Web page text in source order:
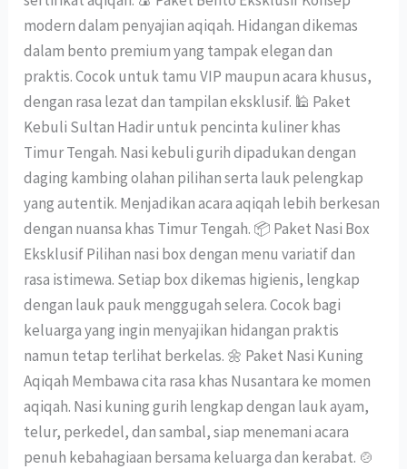
modern dalam penyajian aqiqah. Hidangan dikemas
dalam bento premium yang tampak elegan dan
praktis. Cocok untuk tamu VIP maupun acara khusus,
dengan rasa lezat dan tampilan eksklusif. 🕌 Paket
Kebuli Sultan Hadir untuk pencinta kuliner khas
Timur Tengah. Nasi kebuli gurih dipadukan dengan
daging kambing olahan pilihan serta lauk pelengkap
yang autentik. Menjadikan acara aqiqah lebih berkesan
dengan nuansa khas Timur Tengah. 📦 Paket Nasi Box
Eksklusif Pilihan nasi box dengan menu variatif dan
rasa istimewa. Setiap box dikemas higienis, lengkap
dengan lauk pauk menggugah selera. Cocok bagi
keluarga yang ingin menyajikan hidangan praktis
namun tetap terlihat berkelas. 🌼 Paket Nasi Kuning
Aqiqah Membawa cita rasa khas Nusantara ke momen
aqiqah. Nasi kuning gurih lengkap dengan lauk ayam,
telur, perkedel, dan sambal, siap menemani acara
penuh kebahagiaan bersama keluarga dan kerabat. 🍲